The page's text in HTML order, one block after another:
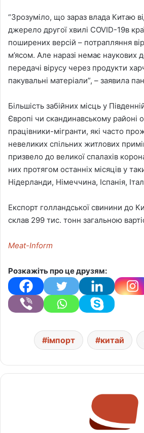
“Зрозуміло, що зараз влада Китаю
джерело другої хвилі COVID-19в
поширених версій – потрапляння
м’ясом. Але наразі немає наукових
передачі вірусу через продукти
пакувальні матеріали”, – заявила
Більшість забійних місць у
Європі чи скандинавському районі
працівники-мігранти, які часто
невеликих спільних житлових
призвело до великої спалахів
них протягом останніх місяців у
Нідерланди, Німеччина, Іспанія,
Експорт голландської свинини до
склав 299 тис. тонн загальною
Meat-Inform
Розкажіть про це друзям:
імпорт китай